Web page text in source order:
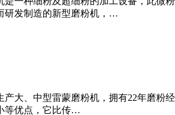
研发制造的新型磨粉机，…
产大、中型雷蒙磨粉机，拥有22年磨粉
等优点，它比传…